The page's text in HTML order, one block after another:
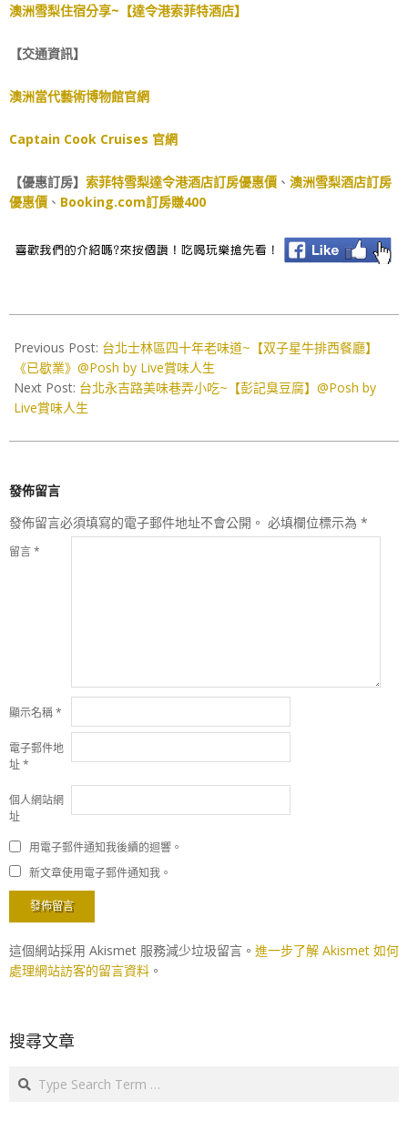
澳洲雪梨住宿分享~【達令港索菲特酒店】
【交通資訊】
澳洲當代藝術博物館官網
Captain Cook Cruises 官網
【優惠訂房】 索菲特雪梨達令港酒店訂房優惠價 、 澳洲雪梨酒店訂房
優惠價 、 Booking.com訂房賺400
04-
22
Previous Post: 台北士林區四十年老味道~【双子星牛排西餐廳】
《已歇業》@Posh by Live賞味人生
Next Post: 台北永吉路美味巷弄小吃~【彭記臭豆腐】@Posh by
Live賞味人生
發佈留言
發佈留言必須填寫的電子郵件地址不會公開。 必填欄位標示為 *
留言*
顯示名稱*
電子郵件地
址*
個人網站網
址
用電子郵件通知我後續的迴響。
新文章使用電子郵件通知我。
這個網站採用 Akismet 服務減少垃圾留言。 進一步了解 Akismet 如何
處理網站訪客的留言資料 。
搜尋文章
Search